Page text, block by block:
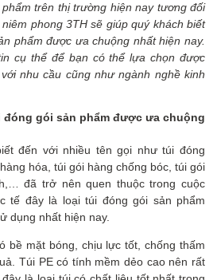
trên thị trường hiện nay tương đối
phong 3TH sẽ giúp quý khách biết
phẩm được ưa chuộng nhất hiện nay.
cụ thể để bạn có thể lựa chọn được
nhu cầu cũng như ngành nghề kinh
đóng gói sản phẩm được ưa chuộng
đến với nhiều tên gọi như túi đóng
hóa, túi gói hàng chống bóc, túi gói
đã trở nên quen thuộc trong cuộc
tế đây là loại túi đóng gói sản phẩm
dụng nhất hiện nay.
bề mặt bóng, chịu lực tốt, chống thấm
Túi PE có tính mềm dẻo cao nên rất